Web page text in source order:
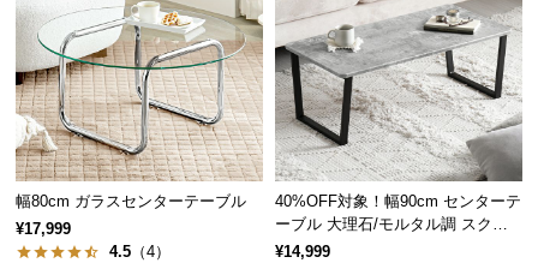
ロ
グ
企
情
報
幅80cm ガラスセンターテーブル
¥17,999
4.5 （4）
40%OFF対象！幅90cm センターテ
ーブル 大理石/モルタル調 スクエ
アレッグ 安心面取り加工
¥14,999